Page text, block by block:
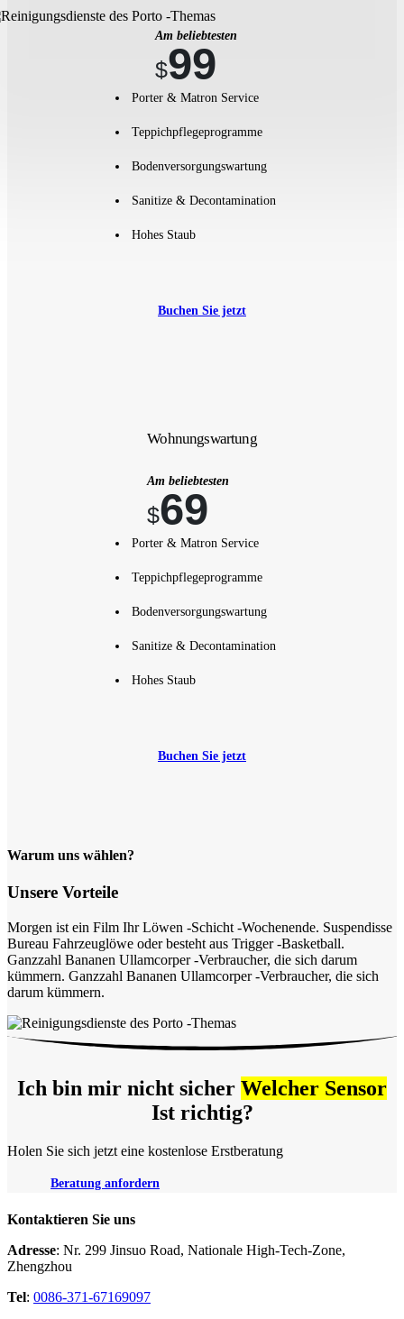
Am beliebtesten
$99
Buchen Sie jetzt
Porter & Matron Service
Teppichpflegeprogramme
Bodenversorgungswartung
Sanitize & Decontamination
Hohes Staub
Wohnungswartung
Am beliebtesten
$69
Buchen Sie jetzt
Porter & Matron Service
Teppichpflegeprogramme
Bodenversorgungswartung
Sanitize & Decontamination
Hohes Staub
Warum uns wählen?
Unsere Vorteile
Morgen ist ein Film Ihr Löwen -Schicht -Wochenende. Suspendisse
Bureau Fahrzeuglöwe oder besteht aus Trigger -Basketball.
Ganzzahl Bananen Ullamcorper -Verbraucher, die sich darum
kümmern. Ganzzahl Bananen Ullamcorper -Verbraucher, die sich
darum kümmern.
Ich bin mir nicht sicher Welcher Sensor
Ist richtig?
Holen Sie sich jetzt eine kostenlose Erstberatung
Beratung anfordern
Kontaktieren Sie uns
Adresse: Nr. 299 Jinsuo Road, Nationale High-Tech-Zone,
Zhengzhou
Tel: 0086-371-67169097